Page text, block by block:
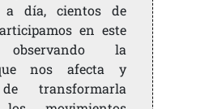
día, cientos de
en este
observando la
nos afecta y
transformarla